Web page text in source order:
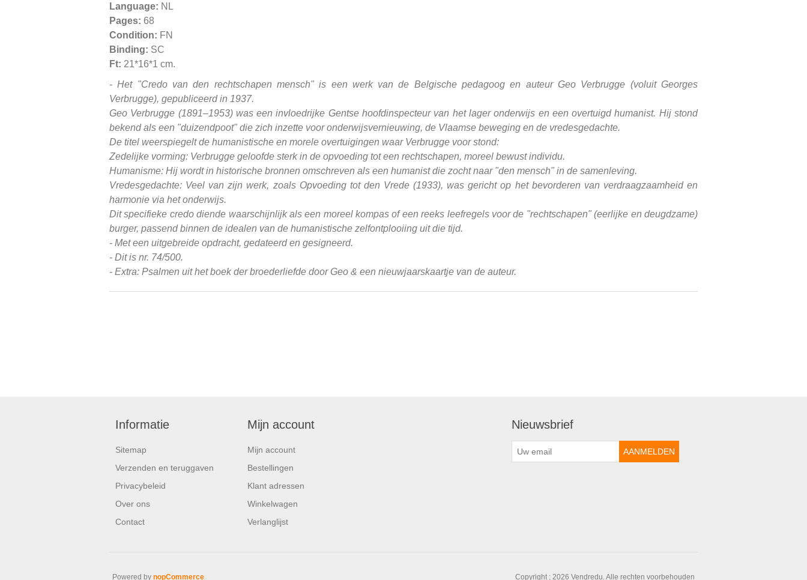
Language: NL
Pages: 68
Condition: FN
Binding: SC
Ft: 21*16*1 cm.
- Het "Credo van den rechtschapen mensch" is een werk van de Belgische pedagoog en auteur Geo Verbrugge (voluit Georges
Verbrugge), gepubliceerd in 1937.
Geo Verbrugge (1891–1953) was een invloedrijke Gentse hoofdinspecteur van het lager onderwijs en een overtuigd humanist. Hij stond
bekend als een "duizendpoot" die zich inzette voor onderwijsvernieuwing, de Vlaamse beweging en de vredesgedachte.
De titel weerspiegelt de humanistische en morele overtuigingen waar Verbrugge voor stond:
Zedelijke vorming: Verbrugge geloofde sterk in de opvoeding tot een rechtschapen, moreel bewust individu.
Humanisme: Hij wordt in historische bronnen omschreven als een humanist die zocht naar "den mensch" in de samenleving.
Vredesgedachte: Veel van zijn werk, zoals Opvoeding tot den Vrede (1933), was gericht op het bevorderen van verdraagzaamheid en
harmonie via het onderwijs.
Dit specifieke credo diende waarschijnlijk als een moreel kompas of een reeks leefregels voor de "rechtschapen" (eerlijke en deugdzame)
burger, passend binnen de idealen van de humanistische zelfontplooiing uit die tijd.
- Met een uitgebreide opdracht, gedateerd en gesigneerd.
- Dit is nr. 74/500.
- Extra: Psalmen uit het boek der broederliefde door Geo & een nieuwjaarskaartje van de auteur.
Informatie
Sitemap
Verzenden en teruggaven
Privacybeleid
Over ons
Contact
Mijn account
Mijn account
Bestellingen
Klant adressen
Winkelwagen
Verlanglijst
Nieuwsbrief
Copyright ; 2026 Vendredu. Alle rechten voorbehouden
Powered by nopCommerce